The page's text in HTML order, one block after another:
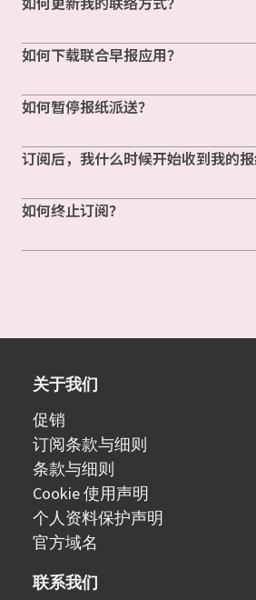
如何下载联合早报应用？
如何暂停报纸派送？
订阅后，我什么时候开始收到我的报
如何终止订阅？
关于我们
促销
订阅条款与细则
条款与细则
Cookie 使用声明
个人资料保护声明
官方域名
联系我们